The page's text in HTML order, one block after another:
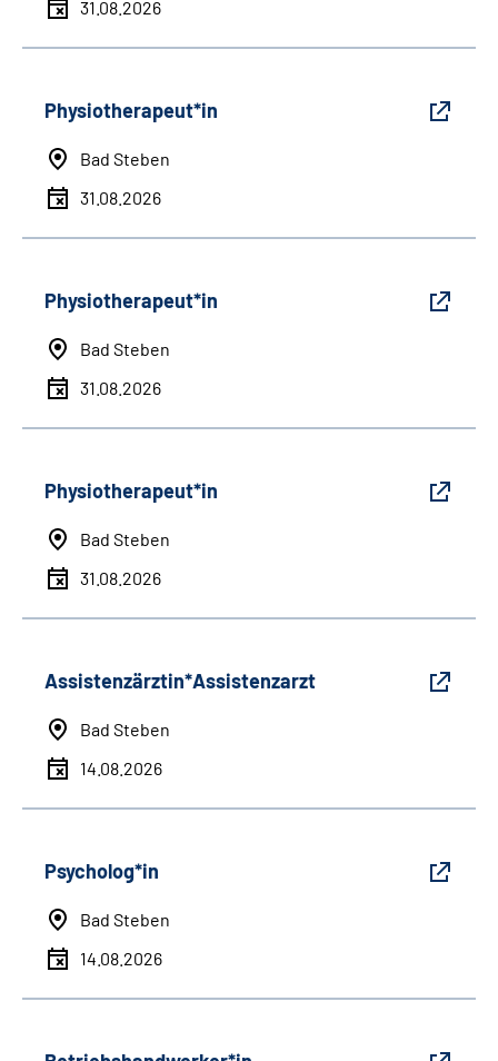
31.08.2026
Physiotherapeut*in
Bad Steben
31.08.2026
Physiotherapeut*in
Bad Steben
31.08.2026
Physiotherapeut*in
Bad Steben
31.08.2026
Assistenzärztin*Assistenzarzt
Bad Steben
14.08.2026
Psycholog*in
Bad Steben
14.08.2026